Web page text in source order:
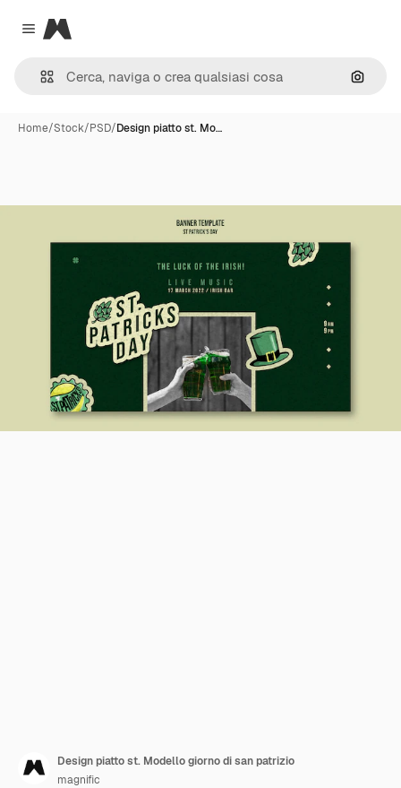
Close menu
Magnific
Cerca
Home/Stock/PSD/Design piatto st. Mo…
Design piatto st. Modello giorno di san patrizio
magnific